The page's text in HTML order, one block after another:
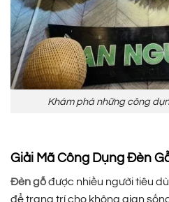
Khám phá những công
Giải Mã Công Dụng Đèn
Đèn gỗđược nhiều người tiêu
để trang trí cho không gian